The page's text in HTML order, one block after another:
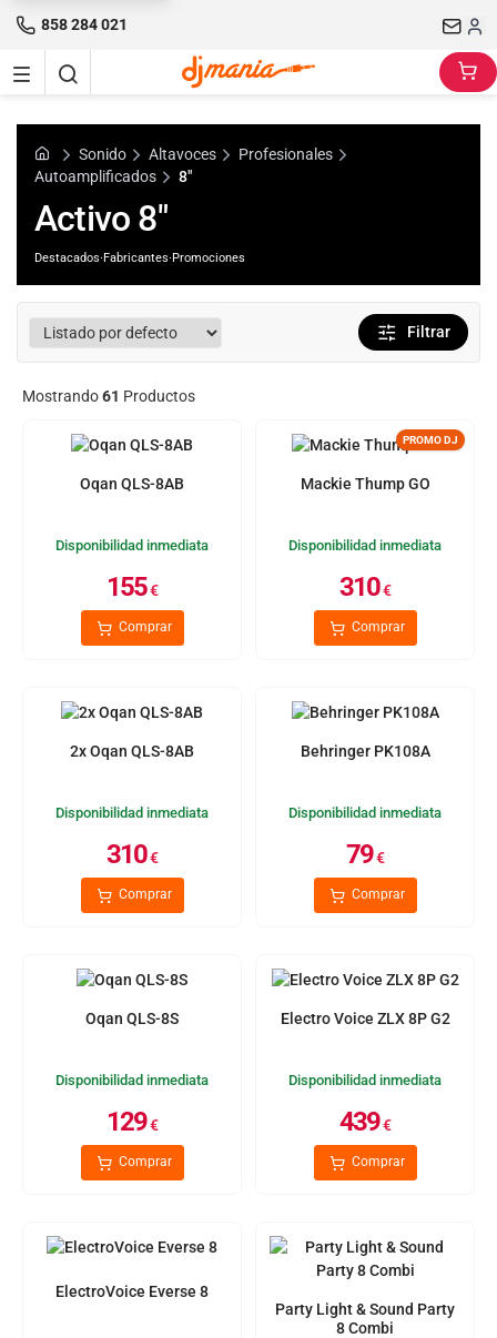
858 284 021
Sonido Altavoces
Profesionales
Autoamplificados
8"
Activo 8"
Destacados·Fabricantes·Promociones
Filtrar
Mostrando61 Productos
Oqan QLS-8AB
Disponibilidad inmediata
155€
Comprar
PROMO DJ
Mackie Thump GO
Disponibilidad inmediata
310€
Comprar
2x Oqan QLS-8AB
Disponibilidad inmediata
310€
Comprar
Behringer PK108A
Disponibilidad inmediata
79€
Comprar
Oqan QLS-8S
Disponibilidad inmediata
129€
Comprar
Electro Voice ZLX 8P G2
Disponibilidad inmediata
439€
Comprar
ElectroVoice Everse 8
Party Light & Sound Party
8 Combi